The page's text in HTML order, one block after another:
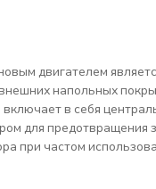
двигателем
напольных
в себя
для предотвращения
при частом